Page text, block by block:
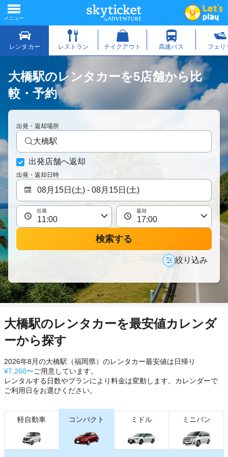
大橋駅のレンタカーを5店舗から比
較・予約
出発・返却場所
大橋駅
出発店舗へ返却
出発・返却日時
出発 返却
検索する
絞り込み
大橋駅のレンタカーを最安値カレンダ
ーから探す
2026年8月の大橋駅（福岡県）のレンタカー最安値は日帰り
¥7,260〜ご用意しています。
レンタルする日数やプランにより料金は変動します。カレンダーで
ご利用日をお選びください。
軽自動車 コンパクト ミドル ミニバン